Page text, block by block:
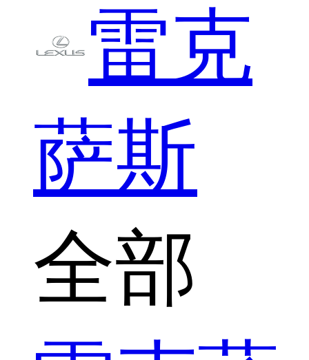
雷克
萨斯
全部